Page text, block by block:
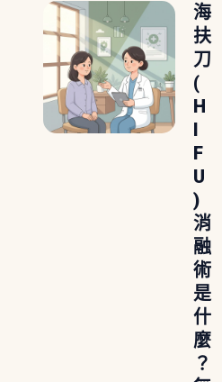
海
扶
刀
(
H
I
F
U
)
消
融
術
是
什
麼
？